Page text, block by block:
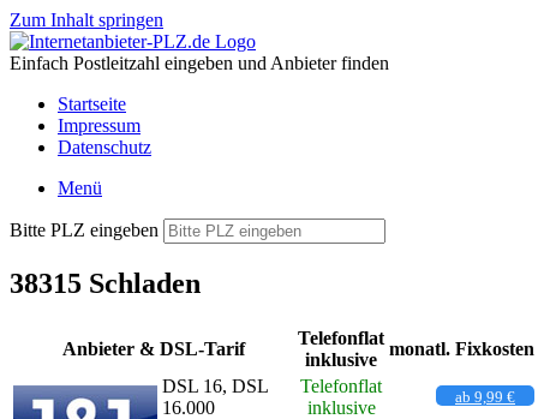
Zum Inhalt springen
Einfach Postleitzahl eingeben und Anbieter finden
Startseite
Impressum
Datenschutz
Menü
Bitte PLZ eingeben
38315 Schladen
Anbieter & DSL-Tarif
Telefonflat
inklusive
monatl. Fixkosten
DSL 16, DSL
16.000
Telefonflat
inklusive
ab 9,99 €